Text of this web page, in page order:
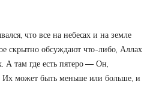
что все на небесах и на земле
скрытно обсуждают что-либо, Аллах
А там где есть пятеро — Он,
Их может быть меньше или больше, и